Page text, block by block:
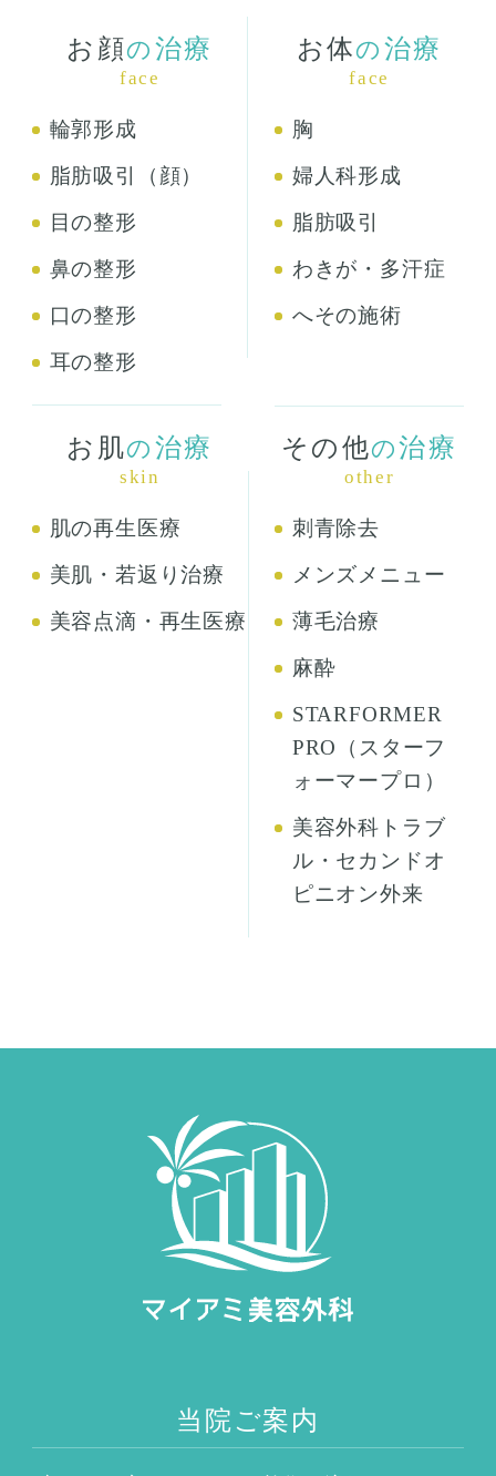
お顔の 治療
face
輪郭形成
脂肪吸引（顔）
目の整形
鼻の整形
口の整形
耳の整形
お体の 治療
face
胸
婦人科形成
脂肪吸引
わきが・多汗症
へその施術
お肌の 治療
skin
肌の再生医療
美肌・若返り治療
美容点滴・再生医療
その他の治療
other
刺青除去
メンズメニュー
薄毛治療
麻酔
STARFORMER
PRO（スターフ
ォーマープロ）
美容外科トラブ
ル・セカンドオ
ピニオン外来
当院ご案内